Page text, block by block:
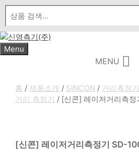
Skip
content
Menu
MENU
홈 / 제품소개 / SINCON / 거리측정기
거리 측정기 / [신콘] 레이저거리측
[신콘] 레이저거리측정기 SD-